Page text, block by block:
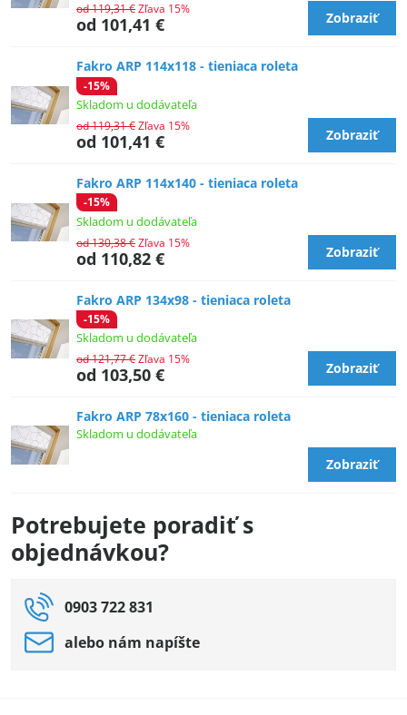
od 101,41 €
od 119,31 €Zľava 15%
Zobraziť
Fakro ARP 114x118 - tieniaca roleta
-15%
Skladom u dodávateľa
od 101,41 €
od 119,31 €Zľava 15%
Zobraziť
Fakro ARP 114x140 - tieniaca roleta
-15%
Skladom u dodávateľa
od 110,82 €
od 130,38 €Zľava 15%
Zobraziť
Fakro ARP 134x98 - tieniaca roleta
-15%
Skladom u dodávateľa
od 103,50 €
od 121,77 €Zľava 15%
Zobraziť
Fakro ARP 78x160 - tieniaca roleta
Skladom u dodávateľa
Zobraziť
Potrebujete poradiť s
objednávkou?
0903 722 831
alebo nám napíšte